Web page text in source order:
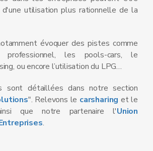
d'une utilisation plus rationnelle de la
évoquer des pistes comme
professionnel, les pools-cars, le
ou encore l’utilisation du LPG…
sont détaillées dans notre section
". Relevons le carsharing et le
que notre partenaire l'Union
.